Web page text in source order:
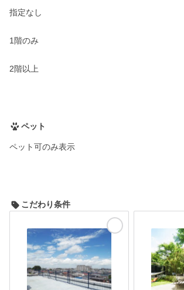
指定なし
1階のみ
2階以上
ペット
ペット可のみ表示
こだわり条件